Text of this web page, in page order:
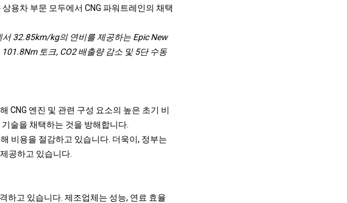
용차 부문 모두에서 CNG 파워트레인의 채택
32.85km/kg의 연비를 제공하는 Epic New
토크, CO2 배출량 감소 및 5단 수동
CNG 엔진 및 관련 구성 요소의 높은 초기 비
술을 채택하는 것을 방해합니다.
비용을 절감하고 있습니다. 더욱이, 정부는
공하고 있습니다.
하고 있습니다. 제조업체는 성능, 연료 효율